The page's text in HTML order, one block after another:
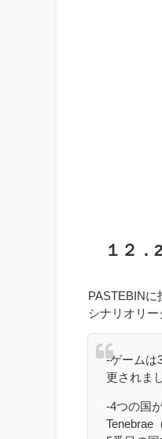
１２．
PASTEBINに
シナリオリー
-ゲームは
更されま
-4つの国
Tenebrae